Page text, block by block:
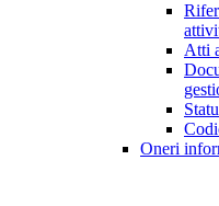
Atti
Oneri